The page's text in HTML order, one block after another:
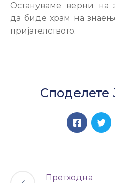
Остануваме верни на
да биде храм на
пријателството.
Споделете
Претходна